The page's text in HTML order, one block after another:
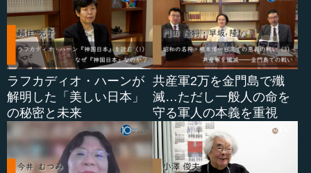
ラフカディオ・ハーンが
解明した「美しい日本」
の秘密と未来
共産軍2万を金門島で殲
滅…ただし一般人の命を
守る軍人の本義を重視